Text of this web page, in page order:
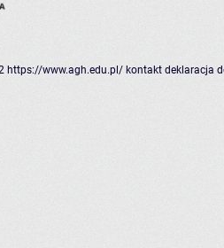
https://www.agh.edu.pl/ kontakt deklaracja